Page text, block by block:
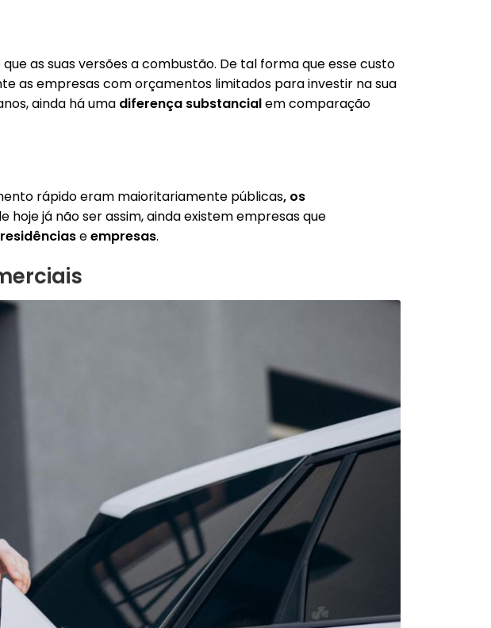
que as suas versões a combustão. De tal forma que esse custo
as empresas com orçamentos limitados para investir na sua
ainda há uma diferença substancialem comparação
rápido eram maioritariamente públicas, os
hoje já não ser assim, ainda existem empresas que
residênciaseempresas.